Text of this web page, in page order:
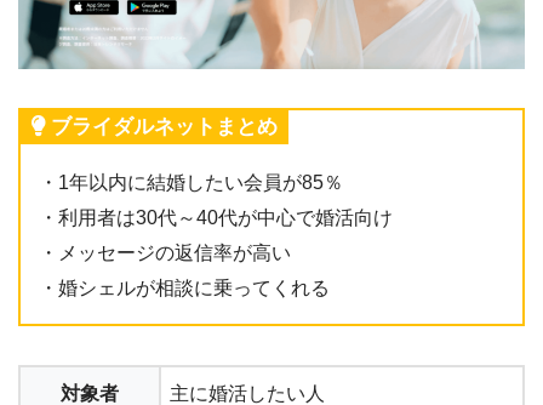
ブライダルネットまとめ
・1年以内に結婚したい会員が85％
・利用者は30代～40代が中心で婚活向け
・メッセージの返信率が高い
・婚シェルが相談に乗ってくれる
対象者 主に婚活したい人